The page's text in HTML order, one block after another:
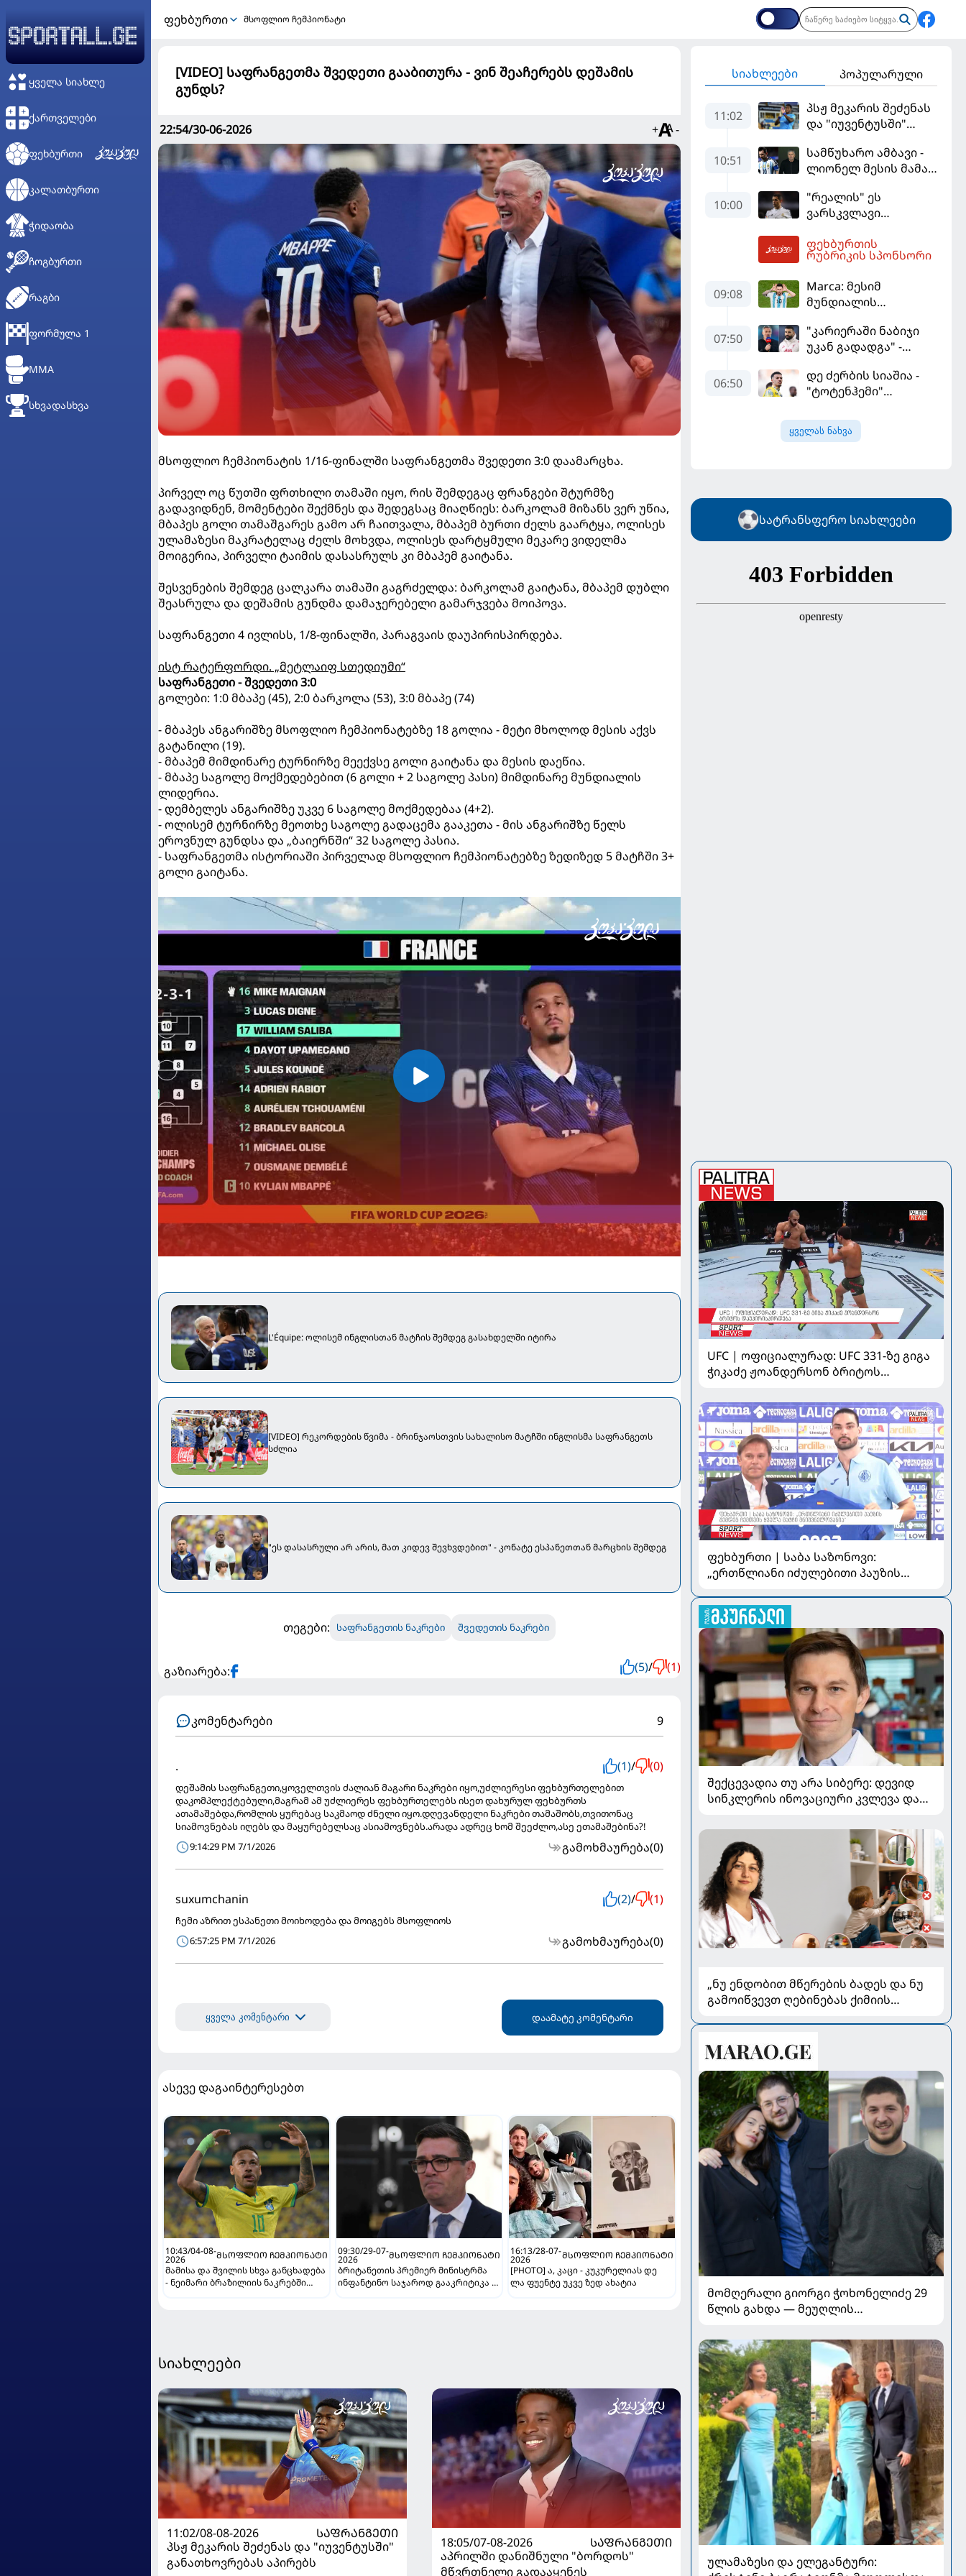
ᲧᲕᲔᲚᲐ ᲡᲘᲐᲮᲚᲔ
ᲥᲐᲠᲗᲕᲔᲚᲔᲑᲘ
ᲤᲔᲮᲑᲣᲠᲗᲘ
ᲙᲐᲚᲐᲗᲑᲣᲠᲗᲘ
ᲭᲘᲓᲐᲝᲑᲐ
ᲩᲝᲒᲑᲣᲠᲗᲘ
ᲠᲐᲒᲑᲘ
ᲤᲝᲠᲛᲣᲚᲐ 1
MMA
ᲡᲮᲕᲐᲓᲐᲡᲮᲕᲐ
ᲤᲔᲮᲑᲣᲠᲗᲘ მსოფლიო ჩემპიონატი
[VIDEO] საფრანგეთმა შვედეთი გააბითურა - ვინ შეაჩერებს დეშამის
გუნდს?
22:54/30-06-2026 + -
მსოფლიო ჩემპიონატის 1/16-ფინალში საფრანგეთმა შვედეთი 3:0 დაამარცხა.
პირველ ოც წუთში ფრთხილი თამაში იყო, რის შემდეგაც ფრანგები შტურმზე
გადავიდნენ, მომენტები შექმნეს და შედეგსაც მიაღწიეს: ბარკოლამ მიზანს ვერ უწია,
მბაპეს გოლი თამაშგარეს გამო არ ჩაითვალა, მბაპემ ბურთი ძელს გაარტყა, ოლისეს
ულამაზესი მაკრატელაც ძელს მოხვდა, ოლისეს დარტყმული მეკარე ვიდელმა
მოიგერია, პირველი ტაიმის დასასრულს კი მბაპემ გაიტანა.
შესვენების შემდეგ ცალკარა თამაში გაგრძელდა: ბარკოლამ გაიტანა, მბაპემ დუბლი
შეასრულა და დეშამის გუნდმა დამაჯერებელი გამარჯვება მოიპოვა.
საფრანგეთი 4 ივლისს, 1/8-ფინალში, პარაგვაის დაუპირისპირდება.
ისტ რატერფორდი. „მეტლაიფ სთედიუმი“
საფრანგეთი - შვედეთი 3:0
გოლები: 1:0 მბაპე (45), 2:0 ბარკოლა (53), 3:0 მბაპე (74)
- მბაპეს ანგარიშზე მსოფლიო ჩემპიონატებზე 18 გოლია - მეტი მხოლოდ მესის აქვს
გატანილი (19).
- მბაპემ მიმდინარე ტურნირზე მეექვსე გოლი გაიტანა და მესის დაეწია.
- მბაპე საგოლე მოქმედებებით (6 გოლი + 2 საგოლე პასი) მიმდინარე მუნდიალის
ლიდერია.
- დემბელეს ანგარიშზე უკვე 6 საგოლე მოქმედებაა (4+2).
- ოლისემ ტურნირზე მეოთხე საგოლე გადაცემა გააკეთა - მის ანგარიშზე წელს
ეროვნულ გუნდსა და „ბაიერნში“ 32 საგოლე პასია.
- საფრანგეთმა ისტორიაში პირველად მსოფლიო ჩემპიონატებზე ზედიზედ 5 მატჩში 3+
გოლი გაიტანა.
L'Équipe: ოლისემ ინგლისთან მატჩის შემდეგ გასახდელში იტირა
[VIDEO] რეკორდების წვიმა - ბრინჯაოსთვის სახალისო მატჩში ინგლისმა საფრანგეთს
სძლია
"ეს დასასრული არ არის, მათ კიდევ შევხვდებით" - კონატე ესპანეთთან მარცხის შემდეგ
თეგები: საფრანგეთის ნაკრები შვედეთის ნაკრები
გაზიარება: (5)/ (1)
კომენტარები 9
. (1)/ (0)
დეშამის საფრანგეთი,ყოველთვის ძალიან მაგარი ნაკრები იყო,უძლიერესი ფეხბურთელებით
დაკომპლექტებული,მაგრამ ამ უძლიერეს ფეხბურთელებს ისეთ დახურულ ფეხბურთს
ათამაშებდა,რომლის ყურებაც საკმაოდ ძნელი იყო.დღევანდელი ნაკრები თამაშობს,თვითონაც
სიამოვნებას იღებს და მაყურებელსაც ასიამოვნებს.არადა ადრეც ხომ შეეძლო,ასე ეთამაშებინა?!
9:14:29 PM 7/1/2026
გამოხმაურება(0)
suxumchanin (2)/ (1)
ჩემი აზრით ესპანეთი მოიხოდება და მოიგებს მსოფლიოს
6:57:25 PM 7/1/2026
გამოხმაურება(0)
ყველა კომენტარი დაამატე კომენტარი
ასევე დაგაინტერესებთ
10:43/04-08-
2026
ᲛᲡᲝᲤᲚᲘᲝ ᲩᲔᲛᲞᲘᲝᲜᲐᲢᲘ
მამისა და შვილის სხვა განცხადება
- ნეიმარი ბრაზილიის ნაკრებში
09:30/29-07-
2026
ᲛᲡᲝᲤᲚᲘᲝ ᲩᲔᲛᲞᲘᲝᲜᲐᲢᲘ
ბრიტანეთის პრემიერ მინისტრმა
ინფანტინო საჯაროდ გააკრიტიკა -
16:13/28-07-
2026
ᲛᲡᲝᲤᲚᲘᲝ ᲩᲔᲛᲞᲘᲝᲜᲐᲢᲘ
[PHOTO] ა, კაცი - კუკურელიას დე
ლა ფუენტე უკვე ზედ ახატია
სიახლეები
11:02/08-08-2026
ᲡᲐᲤᲠᲐᲜᲒᲔᲗᲘ
პსჟ მეკარის შეძენას და "იუვენტუსში"
განათხოვრებას აპირებს
18:05/07-08-2026
ᲡᲐᲤᲠᲐᲜᲒᲔᲗᲘ
აპრილში დანიშნული "ბორდოს"
მწვრთნელი გადააყენეს
სიახლეები პოპულარული
11:02
პსჟ მეკარის შეძენას
და "იუვენტუსში"
აპირებს
10:51
სამწუხარო ამბავი -
ლიონელ მესის მამა
გარდაიცვალა
10:00
"რეალის" ეს
ვარსკვლავი
ჩიჩარიტომ ყოფილ
თანაგუნდელზე
ფეხბურთის
რუბრიკის სპონსორი
09:08
Marca: მესიმ
მუნდიალის
ყველაზე მეტი მუქარა
მიიღო
07:50
"კარიერაში ნაბიჯი
უკან გადადგა" -
არჩევანი დაუწუნა
06:50
დე ძერბის სიაშია -
"ტოტენჰემი"
განიხილავს
ყველას ნახვა
სატრანსფერო სიახლეები
UFC | ოფიციალურად: UFC 331-ზე გიგა
ჭიკაძე ჟოანდერსონ ბრიტოს
ფეხბურთი | საბა საზონოვი:
„ერთწლიანი იძულებითი პაუზის
მნიშვნელოვანია“
შექცევადია თუ არა სიბერე: დევიდ
სინკლერის ინოვაციური კვლევა და
„ნუ ენდობით მწერების ბადეს და ნუ
გამოიწვევთ ღებინებას ქიმიის
პედიატრ სალომე ახვლედიანის
რჩევები
მომღერალი გიორგი ჭოხონელიძე 29
წლის გახდა — მეუღლის
ქსელში
ულამაზესი და ელეგანტური: